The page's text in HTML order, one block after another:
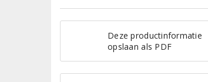
Deze productinformatie
opslaan als PDF